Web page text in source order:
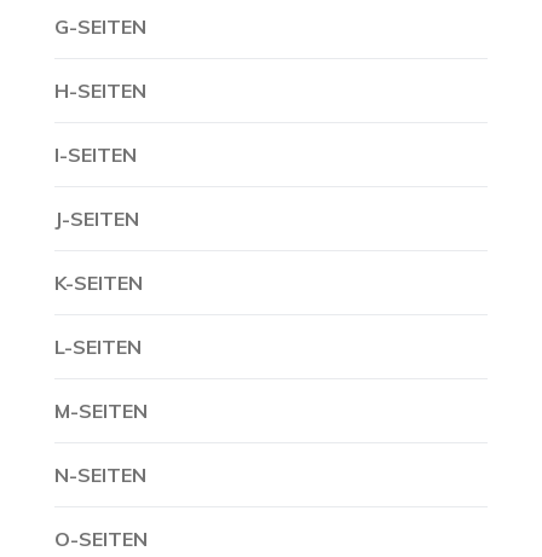
G-SEITEN
H-SEITEN
I-SEITEN
J-SEITEN
K-SEITEN
L-SEITEN
M-SEITEN
N-SEITEN
O-SEITEN